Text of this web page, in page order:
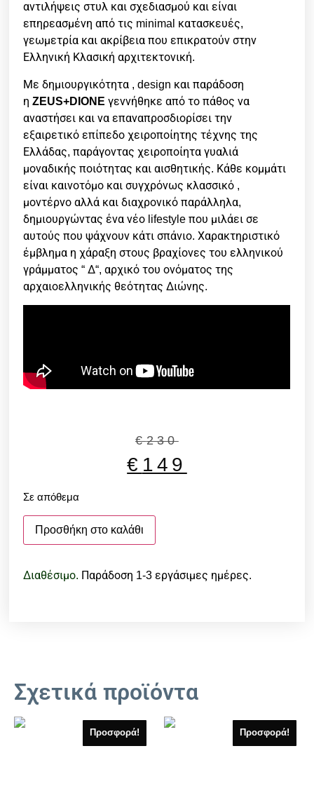
αντιλήψεις στυλ και σχεδιασμού και είναι
επηρεασμένη από τις minimal κατασκευές,
γεωμετρία και ακρίβεια που επικρατούν στην
Ελληνική Κλασική αρχιτεκτονική.
Με δημιουργικότητα , design και παράδοση
ηZEUS+DIONE γεννήθηκε από το πάθος να
αναστήσει και να επαναπροσδιορίσει την
εξαιρετικό επίπεδο χειροποίητης τέχνης της
Ελλάδας, παράγοντας χειροποίητα γυαλιά
μοναδικής ποιότητας και αισθητικής. Κάθε κομμάτι
είναι καινοτόμο και συγχρόνως κλασσικό ,
μοντέρνο αλλά και διαχρονικό παράλληλα,
δημιουργώντας ένα νέο lifestyle που μιλάει σε
αυτούς που ψάχνουν κάτι σπάνιο. Χαρακτηριστικό
έμβλημα η χάραξη στους βραχίονες του ελληνικού
γράμματος “ Δ“, αρχικό του ονόματος της
αρχαιοελληνικής θεότητας Διώνης.
€230
€ 149
Σε απόθεμα
Προσθήκη στο καλάθι
Διαθέσιμο. Παράδοση 1-3 εργάσιμες ημέρες.
Σχετικά προϊόντα
Προσφορά! Προσφορά!